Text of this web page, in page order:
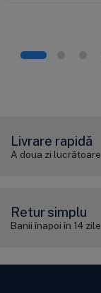
Livrare rapidă
A doua zi lucrătoare
Retur simplu
Banii înapoi în 14 zile